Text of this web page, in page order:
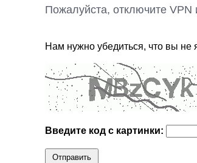
Пожалуйста, отключите
Нам нужно убедиться, что вы не
Введите код с картинки:
Отправить